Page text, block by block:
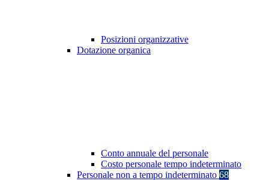
Posizioni organizzative
Dotazione organica
Conto annuale del personale
Costo personale tempo indeterminato
Personale non a tempo indeterminato 68